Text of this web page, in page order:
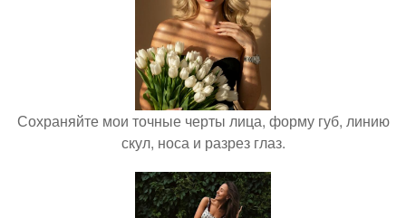
Сохраняйте мои точные черты лица, форму губ, линию
скул, носа и разрез глаз.